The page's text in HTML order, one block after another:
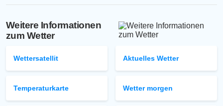
Weitere Informationen
zum Wetter
Wettersatellit
Temperaturkarte
Aktuelles Wetter
Wetter morgen